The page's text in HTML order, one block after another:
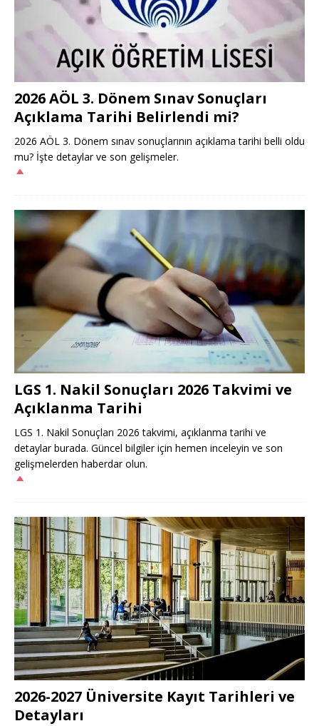
2026 AÖL 3. Dönem Sınav Sonuçları
Açıklama Tarihi Belirlendi mi?
2026 AÖL 3. Dönem sınav sonuçlarının açıklama tarihi belli oldu
mu? İşte detaylar ve son gelişmeler.
LGS 1. Nakil Sonuçları 2026 Takvimi ve
Açıklanma Tarihi
LGS 1. Nakil Sonuçları 2026 takvimi, açıklanma tarihi ve
detaylar burada. Güncel bilgiler için hemen inceleyin ve son
gelişmelerden haberdar olun.
2026-2027 Üniversite Kayıt Tarihleri ve
Detayları